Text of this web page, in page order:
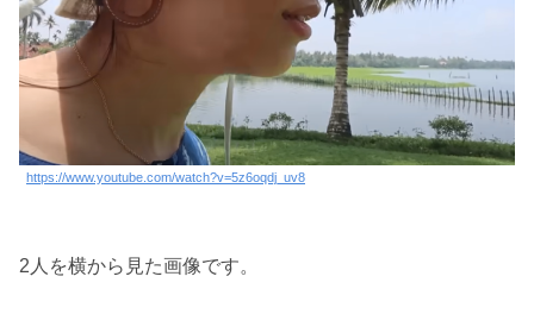
https://www.youtube.com/watch?v=5z6oqdj_uv8
2人を横から見た画像です。